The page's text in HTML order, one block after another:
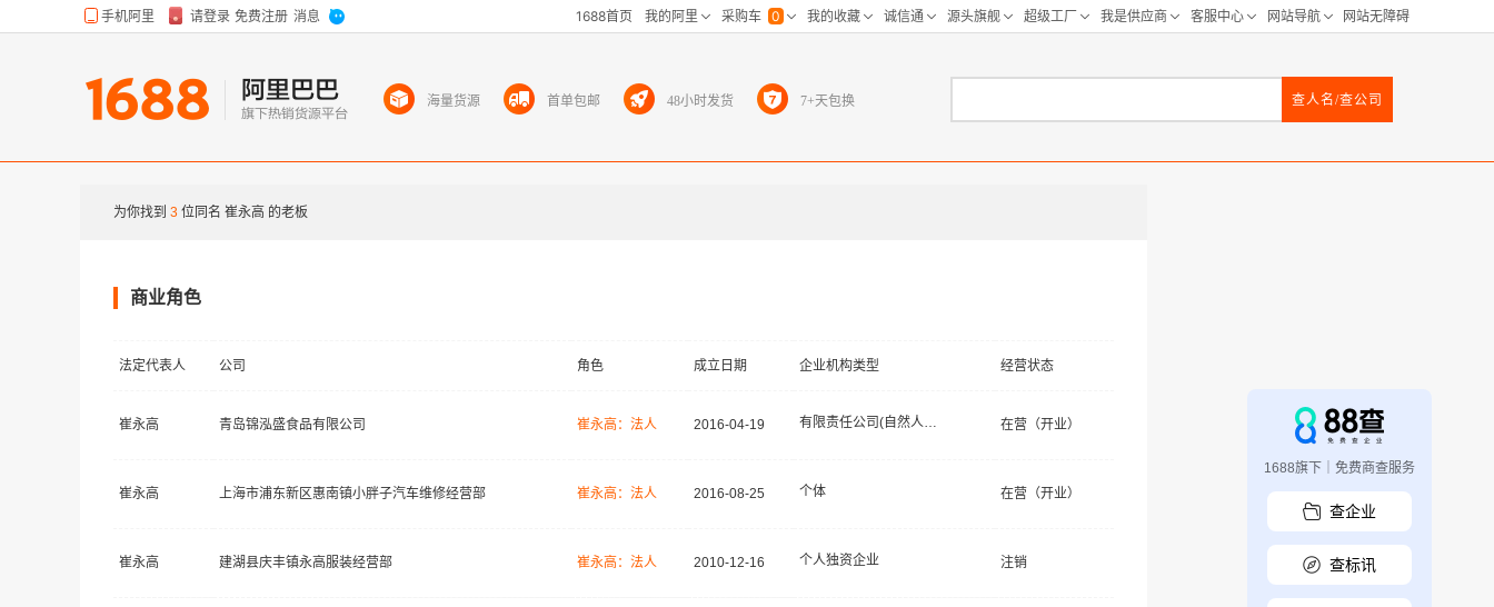
海量货源 首单包邮 48小时发货 7+天包换 查人名/查公司
为你找到 3 位同名 崔永高 的老板
商业角色
法定代表人 公司 角色 成立日期 企业机构类型 经营状态
崔永高 青岛锦泓盛食品有限公司 崔永高：法人 2016-04-19 有限责任公司(自然人投资或控股) 在营（开业）
崔永高 上海市浦东新区惠南镇小胖子汽车维修经营部 崔永高：法人 2016-08-25 个体 在营（开业）
崔永高 建湖县庆丰镇永高服装经营部 崔永高：法人 2010-12-16 个人独资企业 注销
1688旗下｜免费商查服务
查企业
查标讯